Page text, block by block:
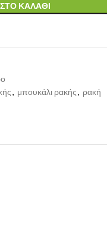
ΚΑΛΆΘΙ
, μπουκάλι ρακής, ρακή